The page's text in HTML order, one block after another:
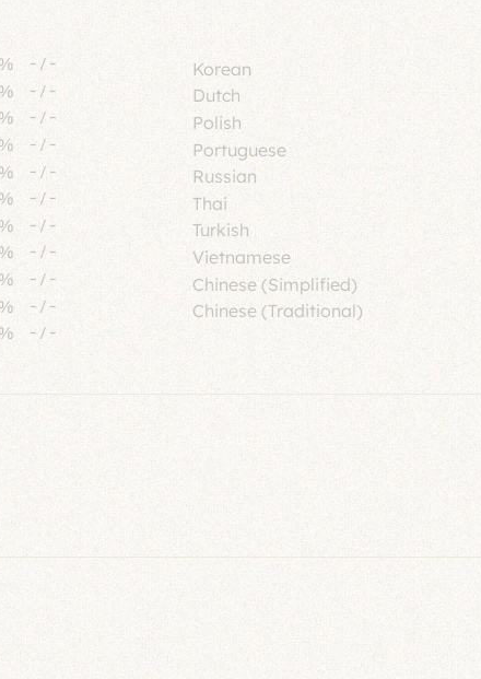
- / -
- / -
- / -
- /-
- / -
-/ -
-/ -
- / -
- / -
- / -
- / -
Korean
Dutch
Polish
Portuguese
Russian
Thai
Turkish
Vietnamese
Chinese (Simplified)
Chinese (Traditional)